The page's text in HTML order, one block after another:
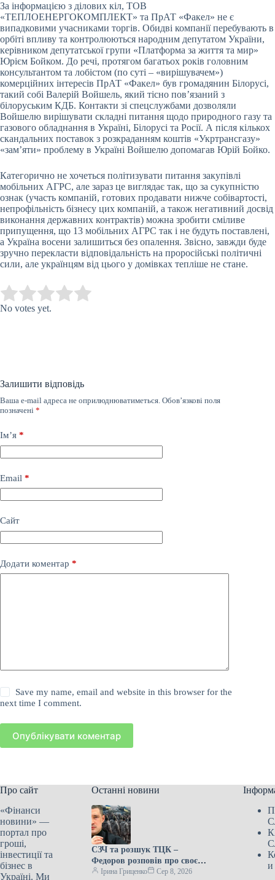
За інформацією з ділових кіл, ТОВ
«ТЕПЛОЕНЕРГОКОМПЛЕКТ» та ПрАТ «Факел» не є
випадковими учасниками торгів. Обидві компанії перебувають в
орбіті впливу та контролюються народним депутатом України,
керівником депутатської групи «Платформа за життя та мир»
Юрієм Бойком. До речі, протягом багатьох років головним
консультантом та лобістом (по суті – «вирішувачем»)
комерційних інтересів ПрАТ «Факел» був громадянин Білорусі,
такий собі Валерій Войшель, який тісно пов’язаний з
білоруським КДБ. Контакти зі спецслужбами дозволяли
Войшелю вирішувати складні питання щодо природного газу та
газового обладнання в Україні, Білорусі та Росії. А після кількох
скандальних поставок з розкраданням коштів «Укртрансгазу»
«зам’яти» проблему в Україні Войшелю допомагав Юрій Бойко.
Категорично не хочеться політизувати питання закупівлі
мобільних АГРС, але зараз це виглядає так, що за сукупністю
ознак (участь компаній, готових продавати нижче собівартості,
непрофільність бізнесу цих компаній, а також негативний досвід
виконання державних контрактів) можна зробити сміливе
припущення, що 13 мобільних АГРС так і не будуть поставлені,
а Україна восени залишиться без опалення. Звісно, завжди буде
зручно перекласти відповідальність на проросійські політичні
сили, але українцям від цього у домівках тепліше не стане.
Rate this item:
No votes yet.
Залишити відповідь
Ваша e-mail адреса не оприлюднюватиметься. Обов’язкові поля
позначені *
Ім’я *
Email *
Сайт
Додати коментар *
Save my name, email and website in this browser for the
next time I comment.
Опублікувати коментар
Про сайт
«Фінанси
новини» —
портал про
гроші,
інвестиції та
бізнес в
Україні. Ми
Останні новини
СЗЧ та розшук ТЦК –
Федоров розповів про своє
бачення реформи мобілізації
Ірина Гриценко
Сер 8, 2026
и